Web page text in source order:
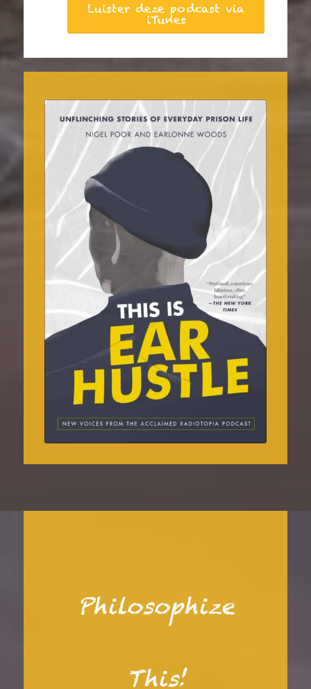
Luister deze podcast via
iTunes
Philosophize
This!